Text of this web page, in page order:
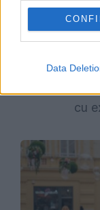
Data
O nouă
cu